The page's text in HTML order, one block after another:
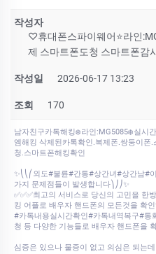
작성자
♡휴대폰스파이웨어⭐라인
제 스마트폰도청 스마트폰감
작성일 2026-06-17 13:23
조회 170
남자친구카톡해킹❄️라인:MG5085❄️실시
엠해킹 삭제된카톡확인.복제폰.쌍둥이폰
청.스마트폰해킹확인
✨⎝⎝⎛외도#불륜#간통#상간녀#상간남#
가지 문제점들이 발생합니다⎞⎠⎠✨
✅✅✅최고의 서비스로 당신의 고민을 한
킹 어플로 배우자 핸드폰의 모든것을 확인
#카톡내용실시간확인#카톡내역복구#통
청 등 다양한 기능들로 배우자 핸드폰을
심증은 있으나 물증이 없고 의심은 되는